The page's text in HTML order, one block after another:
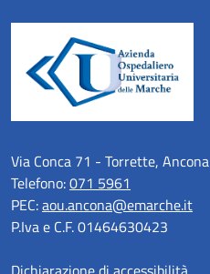
Via Conca 71 - Torrette, Ancona
Telefono:071 5961
PEC:aou.ancona@emarche.it
P.Iva e C.F. 01464630423